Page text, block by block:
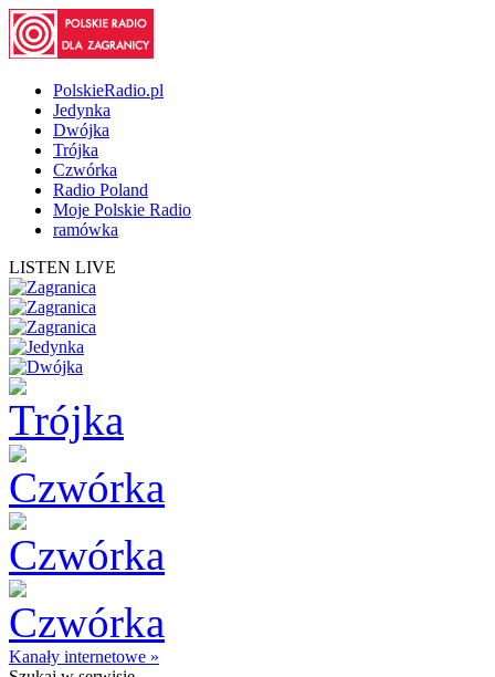
PolskieRadio.pl
Jedynka
Dwójka
Trójka
Czwórka
Radio Poland
Moje Polskie Radio
ramówka
LISTEN LIVE
Kanały internetowe »